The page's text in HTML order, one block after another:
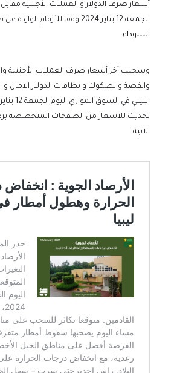
أسعار صرف الدولار و العملات الأجنبية مقابل
الجمعة 12 يناير 2024 وفقا للأرقام الواردة عن تعاملات
السوداء.
وسجلت أخر أسعار صرف العملات الأجنبية
والفضة والصكوك و بطاقات الدولار الامان و
تحديث للاسعار من الصفحات المتخصصة
الآتية: